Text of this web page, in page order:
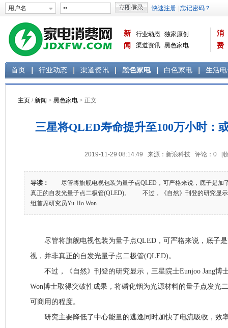
新
闻
行业动态 独家原创
渠道资讯 黑色家电
消
费
首页 行业动态 渠道资讯 黑色家电 白色家电 生活
主页 /新闻 > 黑色家电 > 正文
三星将QLED寿命提升至100万小时：
2019-11-29 08:14:49 来源：新浪科技 评论： 0 [
导读：
尽管将旗舰电视包装为量子点QLED，可严格来说，底子是加
真正的自发光量子点二极管(QLED)。 不过，《自然》刊登的研究显示
组首席研究员Yu-Ho Won
尽管将旗舰电视包装为量子点QLED，可严格来说，底子是
视，并非真正的自发光量子点二极管(QLED)。
不过，《自然》刊登的研究显示，三星院士Eunjoo Jang博
Won博士取得突破性成果，将磷化铟为光源材料的量子点发光
可商用的程度。
研究主要降低了中心能量的逃逸同时加快了电流吸收，效